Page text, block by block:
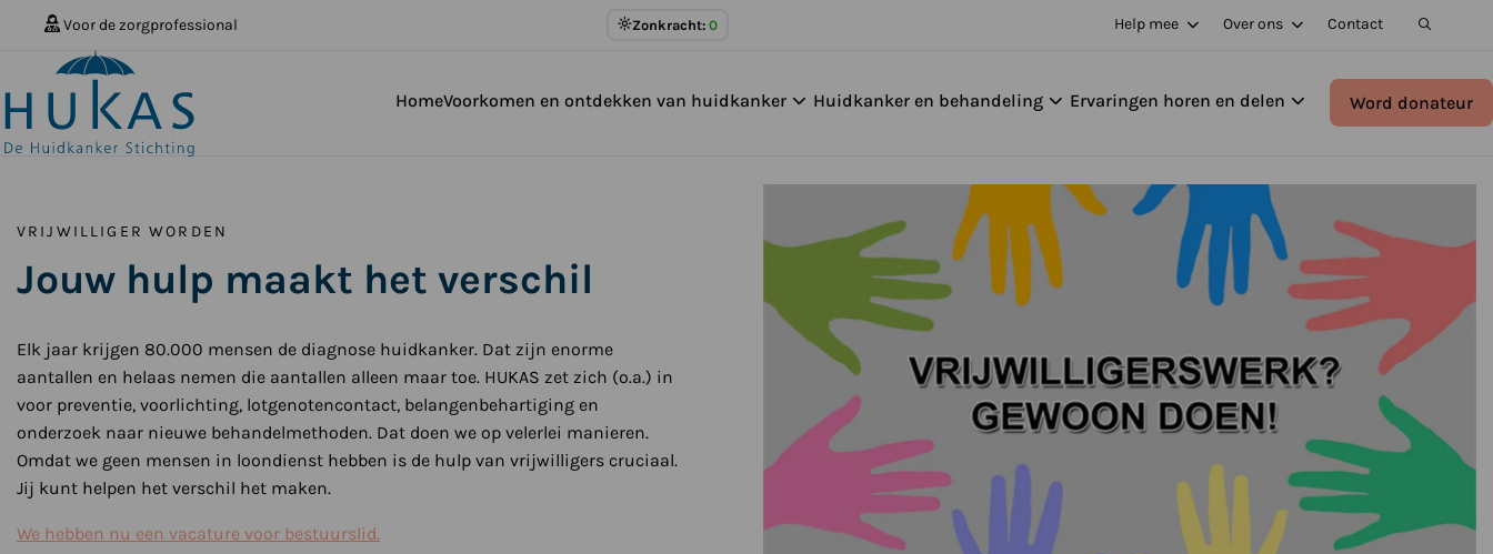
Voor de zorgprofessional Zonkracht: 0
Index
Help mee Over ons Contact
HomeVoorkomen en ontdekken van huidkanker Huidkanker en behandeling Ervaringen horen en delen Word donateur
VRIJWILLIGER WORDEN
Jouw hulp maakt het verschil
Elk jaar krijgen 80.000 mensen de diagnose huidkanker. Dat zijn enorme
aantallen en helaas nemen die aantallen alleen maar toe. HUKAS zet zich (o.a.) in
voor preventie, voorlichting, lotgenotencontact, belangenbehartiging en
onderzoek naar nieuwe behandelmethoden. Dat doen we op velerlei manieren.
Omdat we geen mensen in loondienst hebben is de hulp van vrijwilligers cruciaal.
Jij kunt helpen het verschil het maken.
We hebben nu een vacature voor bestuurslid.